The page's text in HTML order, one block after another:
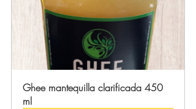
Ghee mantequilla clarificada 450
ml